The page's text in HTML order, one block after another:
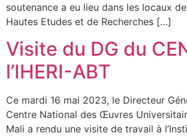
soutenance a eu lieu dans les locaux
Hautes Etudes et de Recherches […]
Visite du DG du
l’IHERI-ABT
Ce mardi 16 mai 2023, le Directeur
Centre National des Œuvres
Mali a rendu une visite de travail à